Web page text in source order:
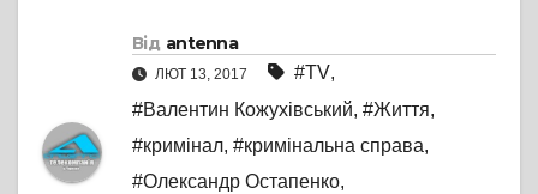
Від antenna
ЛЮТ 13, 2017 #TV,
#Валентин Кожухівський, #Життя,
#кримінал, #кримінальна справа,
#Олександр Остапенко,